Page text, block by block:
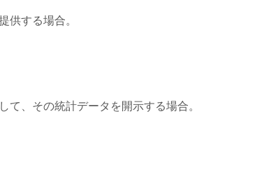
する場合。
、その統計データを開示する場合。